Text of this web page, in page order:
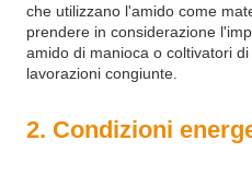
che utilizzano l'amido come
prendere in considerazione
amido di manioca o coltivatori
lavorazioni congiunte.
2. Condizioni